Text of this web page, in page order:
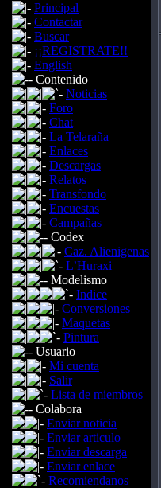
Principal
Contactar
Buscar
¡¡REGISTRATE!!
English
Contenido
Noticias
Foro
Chat
La Telaraña
Enlaces
Descargas
Relatos
Transfondo
Encuestas
Campañas
Codex
Caz. Alienigenas
L’Huraxi
Modelismo
Indice
Conversiones
Maquetas
Pintura
Usuario
Mi cuenta
Salir
Lista de miembros
Colabora
Enviar noticia
Enviar articulo
Enviar descarga
Enviar enlace
Recomiendanos